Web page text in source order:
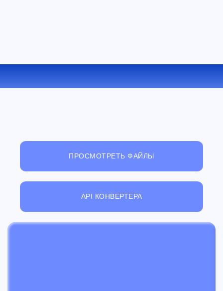
КОНВЕРТИРОВАТЬ PS В PDF ОНЛАЙН
ПРОСМОТРЕТЬ ФАЙЛЫ
API КОНВЕРТЕРА